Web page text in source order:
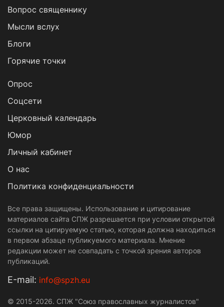
Вопрос священнику
Мысли вслух
Блоги
Горячие точки
Опрос
Cоцсети
Церковный календарь
Юмор
Личный кабинет
О нас
Политика конфиденциальности
Все права защищены. Использование и цитирование
материалов сайта СПЖ разрешается при условии открытой
ссылки на цитируемую статью, которая должна находиться
в первом абзаце публикуемого материала. Мнение
редакции может не совпадать с точкой зрения авторов
публикаций.
Е-mail: info@spzh.eu
© 2015-2026. СПЖ "Союз православных журналистов"